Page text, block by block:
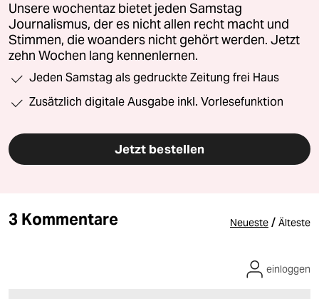
Unsere wochentaz bietet jeden Samstag
Journalismus, der es nicht allen recht macht und
Stimmen, die woanders nicht gehört werden. Jetzt
zehn Wochen lang kennenlernen.
Jeden Samstag als gedruckte Zeitung frei Haus
Zusätzlich digitale Ausgabe inkl. Vorlesefunktion
Jetzt bestellen
3 Kommentare Neueste / Älteste
einloggen